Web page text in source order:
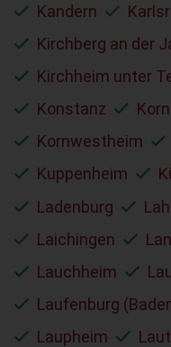
Kandern
Kirchberg an der
Kirchheim unter
Konstanz
Kornwestheim
Kuppenheim
Ladenburg
Laichingen
Lauchheim
Laufenburg
Laupheim